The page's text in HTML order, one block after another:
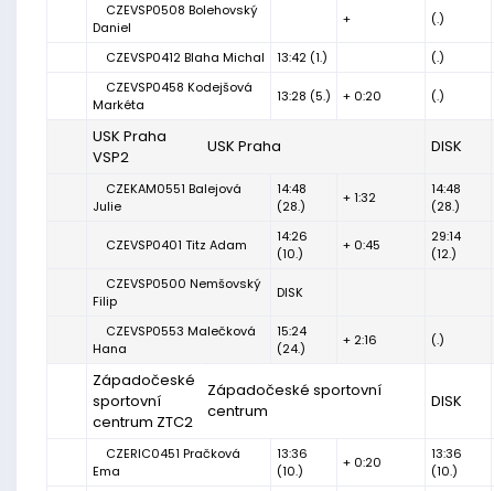
CZEVSP0508 Bolehovský
Daniel
+ (.)
CZEVSP0412 Blaha Michal 13:42 (1.)
(.)
CZEVSP0458 Kodejšová
Markéta
13:28 (5.) + 0:20 (.)
USK Praha
VSP2
USK Praha DISK
CZEKAM0551 Balejová
Julie
14:48
(28.)
+ 1:32
14:48
(28.)
CZEVSP0401 Titz Adam
14:26
(10.)
+ 0:45
29:14
(12.)
CZEVSP0500 Nemšovský
Filip
DISK
CZEVSP0553 Malečková
Hana
15:24
(24.)
+ 2:16 (.)
Západočeské
sportovní
centrum ZTC2
Západočeské sportovní
centrum
DISK
CZERIC0451 Pračková
Ema
13:36
(10.)
+ 0:20
13:36
(10.)